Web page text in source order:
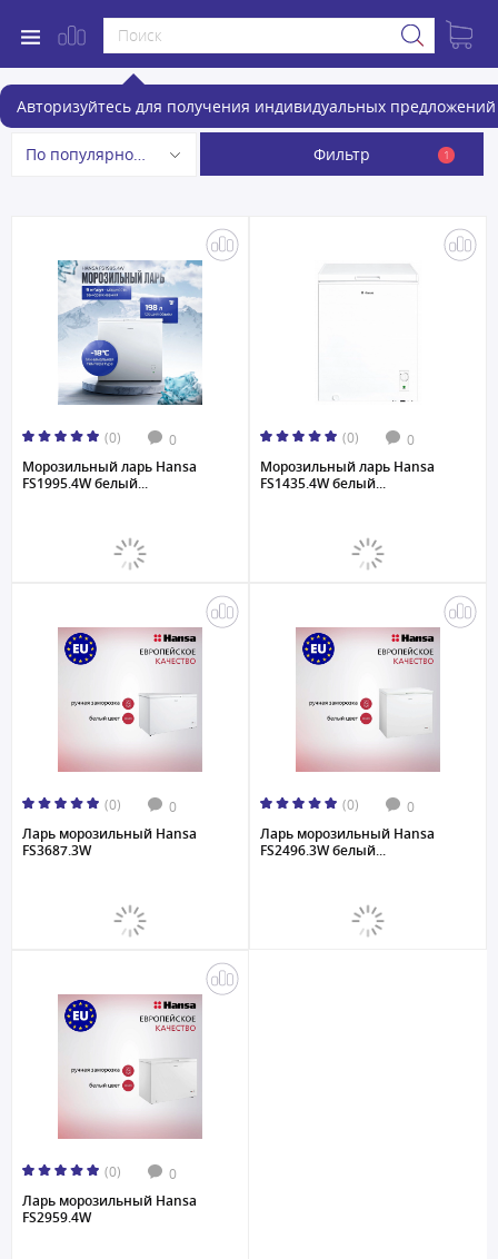
Авторизуйтесь для получения индивидуальных предложений
Морозильные лари Hansa
По популярности Фильтр 1
(0) 0
Морозильный ларь Hansa
FS1995.4W белый...
(0) 0
Морозильный ларь Hansa
FS1435.4W белый...
(0) 0
Ларь морозильный Hansa
FS3687.3W
(0) 0
Ларь морозильный Hansa
FS2496.3W белый...
(0) 0
Ларь морозильный Hansa
FS2959.4W